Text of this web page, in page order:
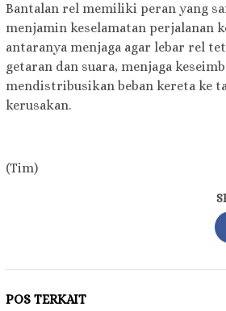
Bantalan rel memiliki peran yang
menjamin keselamatan perjalanan
antaranya menjaga agar lebar rel
getaran dan suara, menjaga
mendistribusikan beban kereta ke
kerusakan.
(Tim)
POS TERKAIT